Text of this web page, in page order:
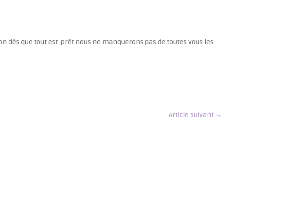
dés que tout est prêt nous ne manquerons pas de toutes vous les
Article suivant→